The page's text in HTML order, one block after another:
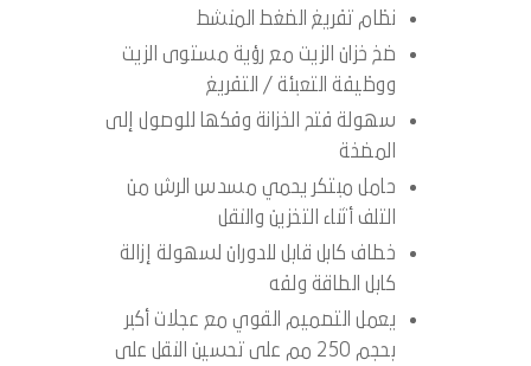
نظام تفريغ الضغط المنشط
ضخ خزان الزيت مع رؤية مستوى الزيت
ووظيفة التعبئة / التفريغ
سهولة فتح الخزانة وفكها للوصول إلى
المضخة
حامل مبتكر يحمي مسدس الرش من
التلف أثناء التخزين والنقل
خطاف كابل قابل للدوران لسهولة إزالة
كابل الطاقة ولفه
يعمل التصميم القوي مع عجلات أكبر
بحجم 250 مم على تحسين النقل على